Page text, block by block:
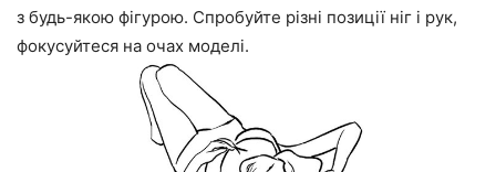
з будь-якою фігурою. Спробуйте різні позиції ніг і рук,
фокусуйтеся на очах моделі.